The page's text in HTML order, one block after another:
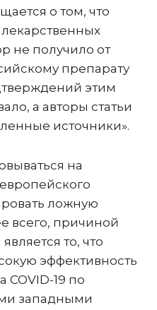
о том, что
не получило от
препарату
этим
а авторы статьи
источники».
на
ложную
всего, причиной
то, что
эффективность
COVID-19 по
западными